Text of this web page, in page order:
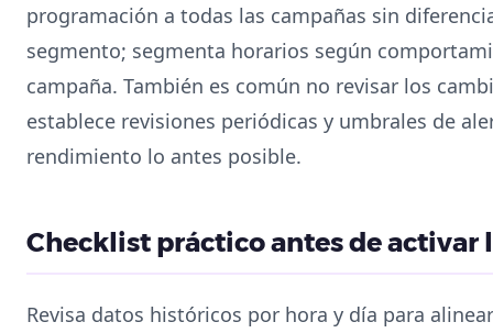
programación a todas las campañas sin
segmento; segmenta horarios según
campaña. También es común no revisar los
establece revisiones periódicas y umbrales de
rendimiento lo antes posible.
Checklist práctico antes de activar
Revisa datos históricos por hora y día para